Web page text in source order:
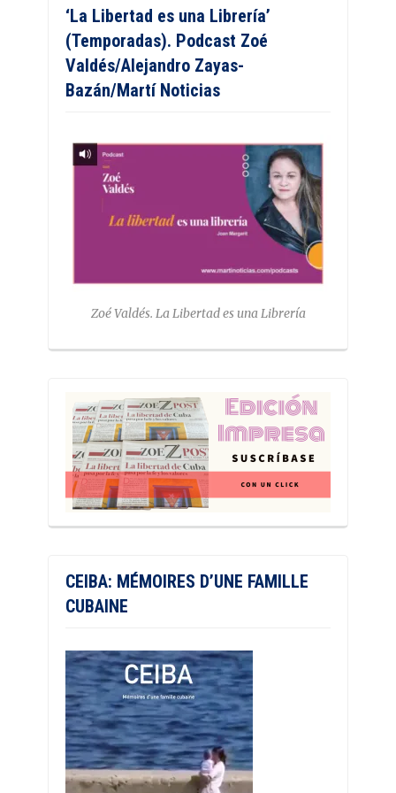
‘La Libertad es una Librería’
(Temporadas). Podcast Zoé
Valdés/Alejandro Zayas-
Bazán/Martí Noticias
Zoé Valdés. La Libertad es una Librería
CEIBA: MÉMOIRES D’UNE FAMILLE
CUBAINE